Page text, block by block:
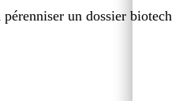
un dossier biotech